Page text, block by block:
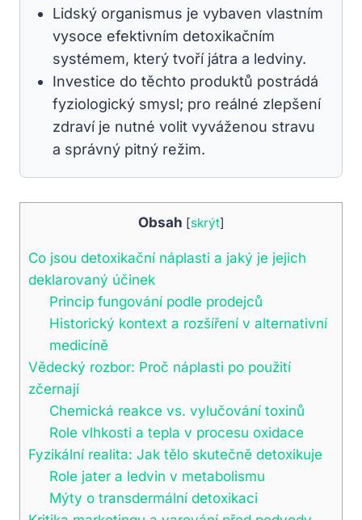
Lidský organismus je vybaven vlastním
vysoce efektivním detoxikačním
systémem, který tvoří játra a ledviny.
Investice do těchto produktů postrádá
fyziologický smysl; pro reálné zlepšení
zdraví je nutné volit vyváženou stravu
a správný pitný režim.
Obsah [skrýt]
Co jsou detoxikační náplasti a jaký je jejich
deklarovaný účinek
Princip fungování podle prodejců
Historický kontext a rozšíření v alternativní
medicíně
Vědecký rozbor: Proč náplasti po použití
zčernají
Chemická reakce vs. vylučování toxinů
Role vlhkosti a tepla v procesu oxidace
Fyzikální realita: Jak tělo skutečně detoxikuje
Role jater a ledvin v metabolismu
Mýty o transdermální detoxikaci